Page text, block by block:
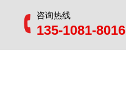
咨询热线
135-1081-8016